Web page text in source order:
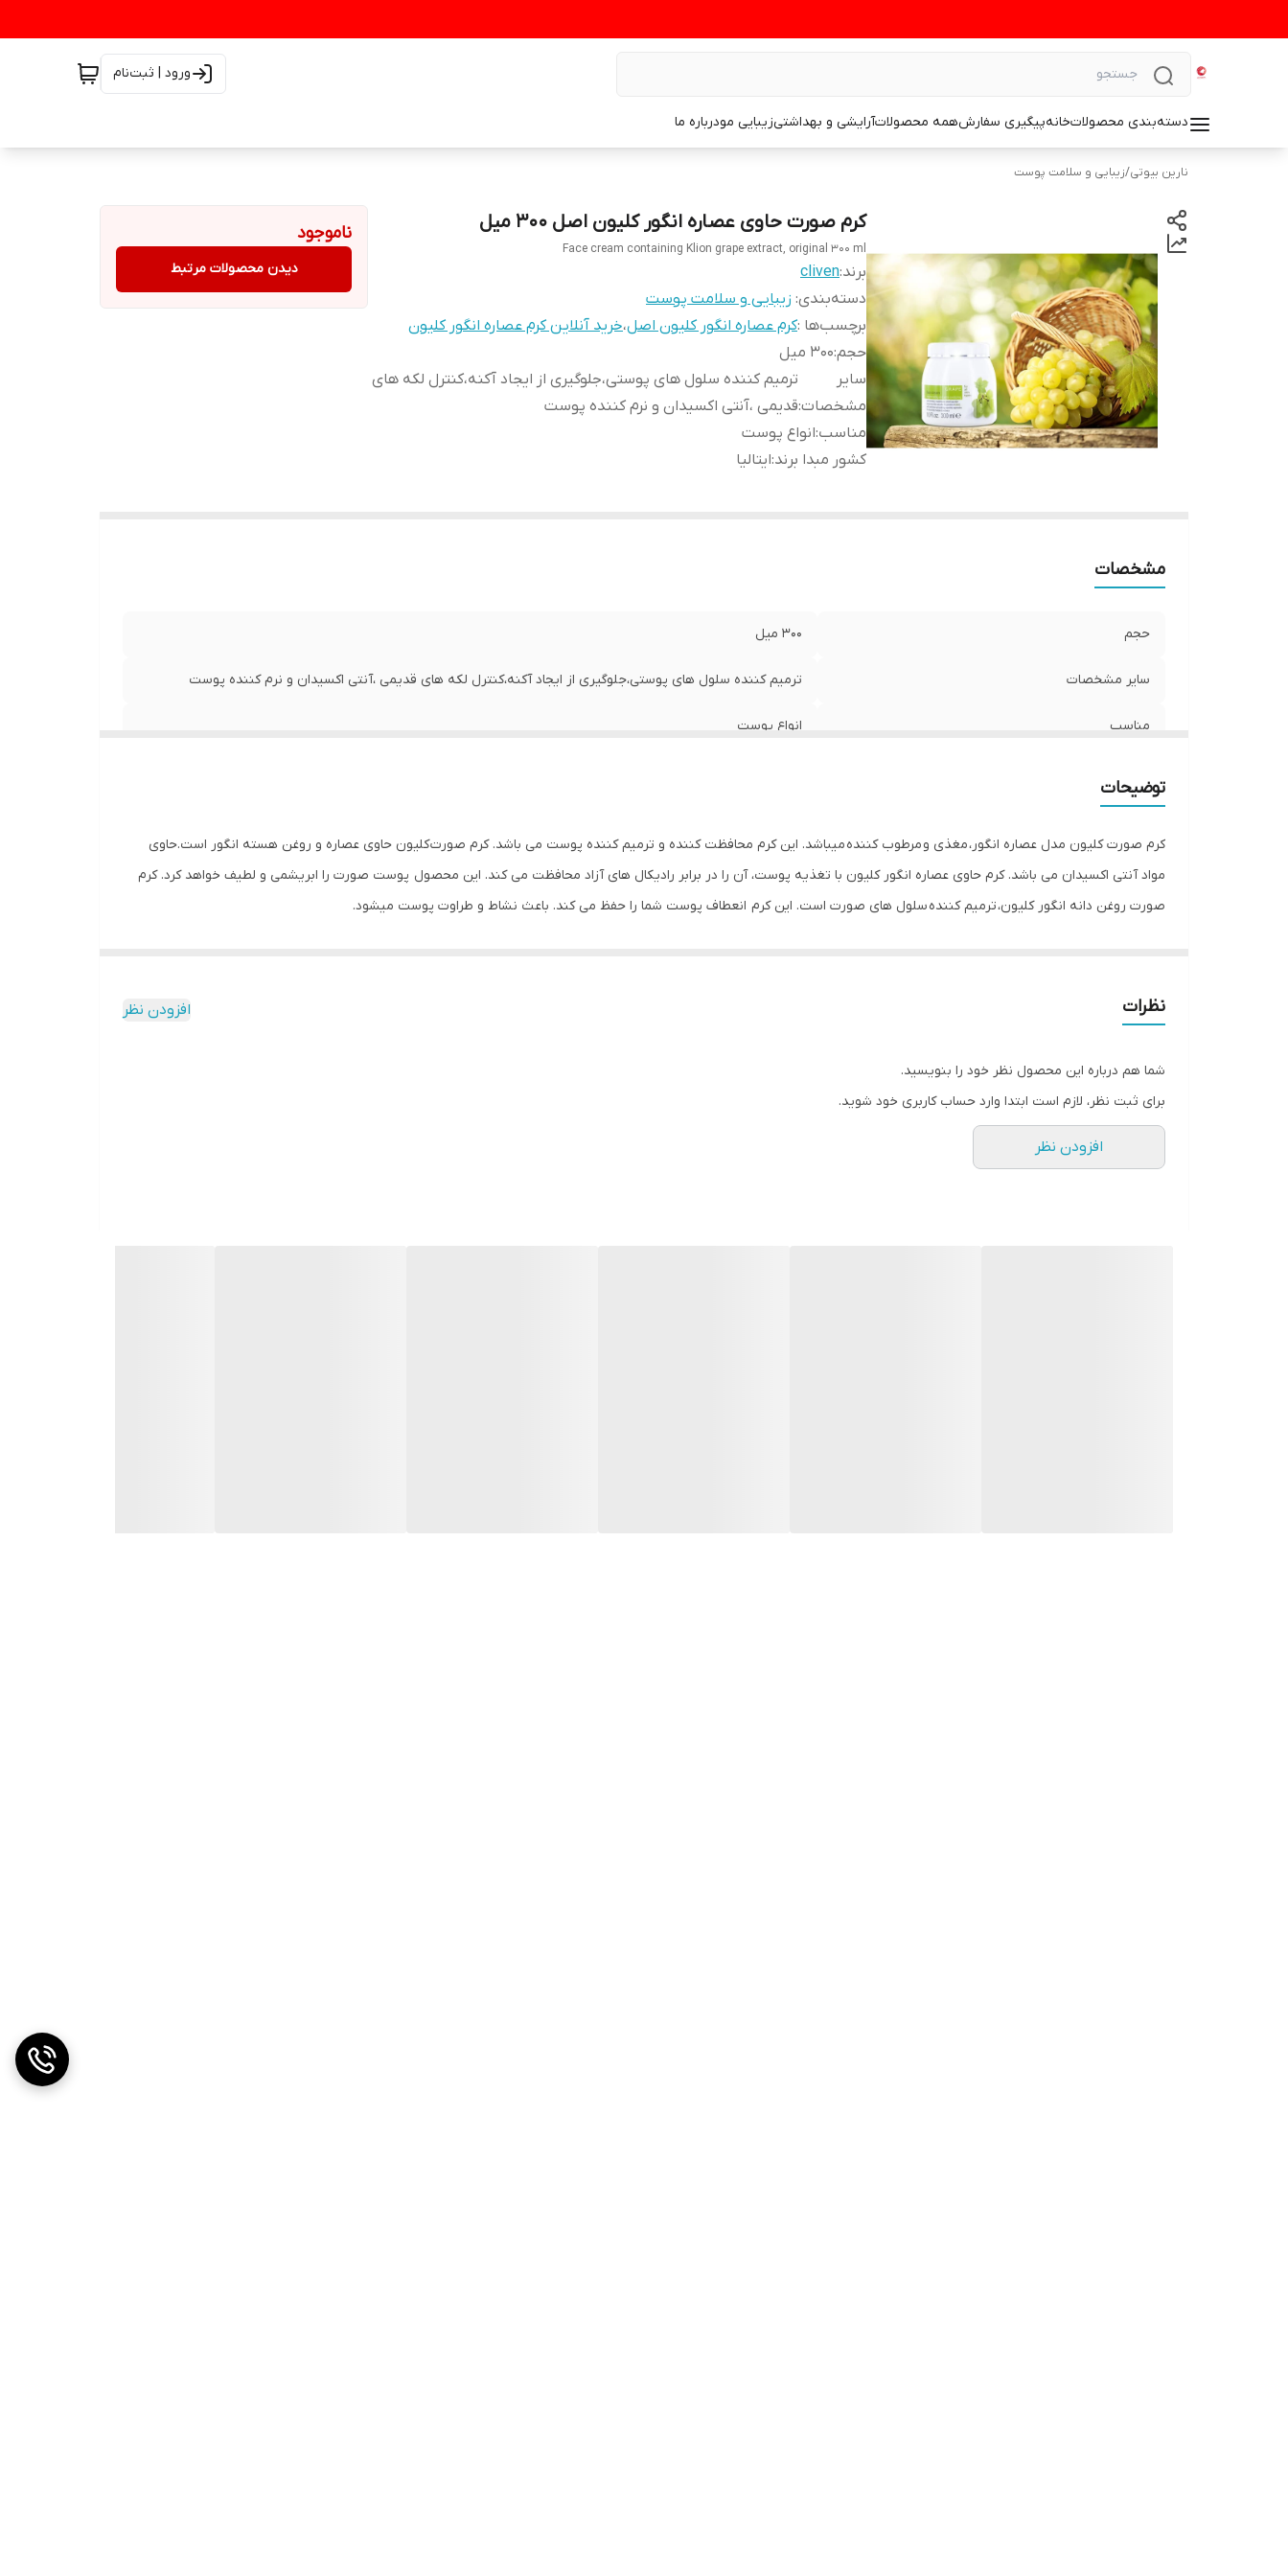
ورود | ثبت‌نام
دسته‌بندی محصولاتخانهپیگیری سفارشهمه محصولاتآرایشی و بهداشتیزیبایی مودرباره ما
نارین بیوتی/زیبایی و سلامت پوست
کرم صورت حاوی عصاره انگور کلیون اصل 300 میل
Face cream containing Klion grape extract, original 300 ml
برند:cliven
دسته‌بندی: زیبایی و سلامت پوست
برچسب‌ها :کرم عصاره انگور کلیون اصل،خرید آنلاین کرم عصاره انگور کلیون
حجم:۳۰۰ میل
سایر
مشخصات:
ترمیم کننده سلول های پوستی،جلوگیری از ایجاد آکنه،کنترل لکه های
قدیمی ،آنتی اکسیدان و نرم کننده پوست
مناسب:انواع پوست
کشور مبدا برند:ایتالیا
ناموجود
دیدن محصولات مرتبط
مشخصات
حجم ۳۰۰ میل
سایر مشخصات ترمیم کننده سلول های پوستی،جلوگیری از ایجاد آکنه،کنترل لکه های قدیمی ،آنتی اکسیدان و نرم کننده پوست
مناسب انواع پوست
توضیحات
کرم صورت کلیون مدل عصاره انگور، مغذی و مرطوب کننده میباشد. این کرم محافظت کننده و ترمیم کننده پوست می باشد. کرم صورت کلیون حاوی عصاره و روغن هسته انگور است.حاوی
مواد آنتی اکسیدان می باشد. کرم حاوی عصاره انگور کلیون با تغذیه پوست، آن را در برابر رادیکال های آزاد محافظت می کند. این محصول پوست صورت را ابریشمی و لطیف خواهد کرد. کرم
صورت روغن دانه انگور کلیون، ترمیم کننده سلول های صورت است. این کرم انعطاف پوست شما را حفظ می کند. باعث نشاط و طراوت پوست میشود.
نظرات افزودن نظر
شما هم درباره این محصول نظر خود را بنویسید.
برای ثبت نظر، لازم است ابتدا وارد حساب کاربری خود شوید.
افزودن نظر